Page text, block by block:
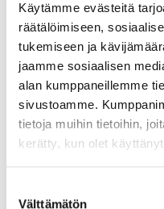
Käytämme evästeitä
räätälöimiseen,
tukemiseen ja
jaamme sosiaalisen
alan kumppaneillemme
sivustoamme.
tietoja muihin tietoihin,
kerätty, kun olet
Välttämätön